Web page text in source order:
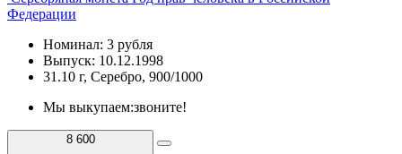
Федерации
Номинал: 3 рубля
Выпуск: 10.12.1998
31.10 г, Серебро, 900/1000
Мы выкупаем:звоните!
8 600